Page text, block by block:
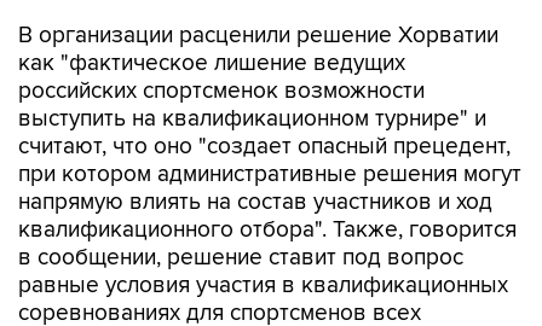
В организации расценили решение Хорватии
как "фактическое лишение ведущих
российских спортсменок возможности
выступить на квалификационном турнире" и
считают, что оно "создает опасный прецедент,
при котором административные решения могут
напрямую влиять на состав участников и ход
квалификационного отбора". Также, говорится
в сообщении, решение ставит под вопрос
равные условия участия в квалификационных
соревнованиях для спортсменов всех